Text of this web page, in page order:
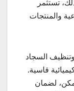
تستثمر
والمنتجات
وتنظيف السجاد
قاسية.
لضمان